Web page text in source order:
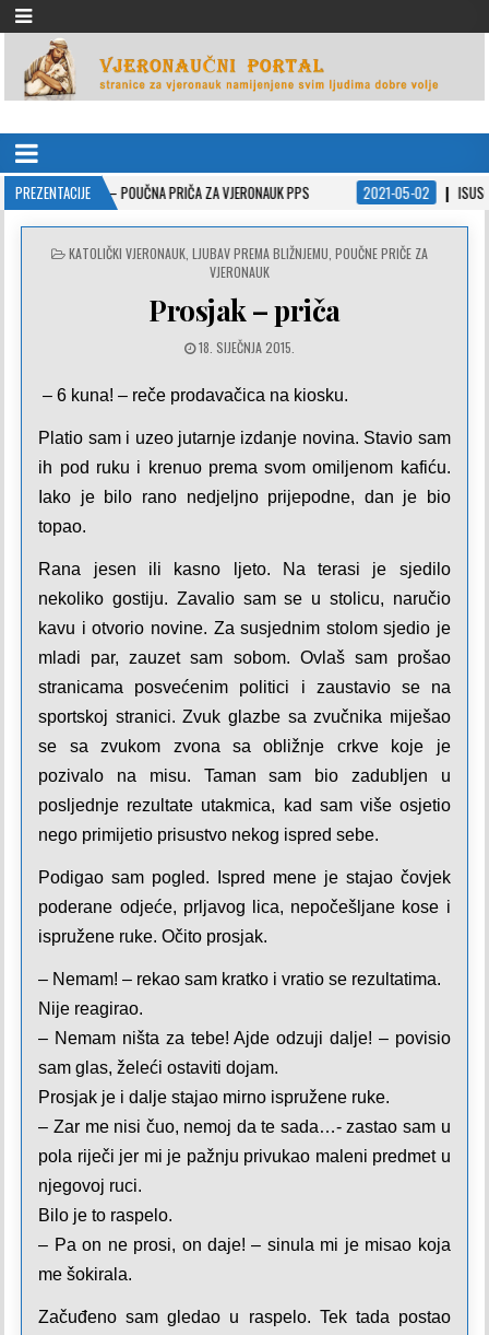
VJERONAUČNI PORTAL
PREZENTACIJE
– POUČNA PRIČA ZA VJERONAUK PPS 2021-05-02 ISUSOVE
POSTED
KATOLIČKI VJERONAUK, LJUBAV PREMA BLIŽNJEMU POUČNE PRIČE ZA
VJERONAUK
Prosjak – priča
18. SIJEČNJA 2015.
– 6 kuna! – reče prodavačica na kiosku.
Platio sam i uzeo jutarnje izdanje novina. Stavio sam
ih pod ruku i krenuo prema svom omiljenom kafiću.
Iako je bilo rano nedjeljno prijepodne, dan je bio
topao.
Rana jesen ili kasno ljeto. Na terasi je sjedilo
nekoliko gostiju. Zavalio sam se u stolicu, naručio
kavu i otvorio novine. Za susjednim stolom sjedio je
mladi par, zauzet sam sobom. Ovlaš sam prošao
stranicama posvećenim politici i zaustavio se na
sportskoj stranici. Zvuk glazbe sa zvučnika miješao
se sa zvukom zvona sa obližnje crkve koje je
pozivalo na misu. Taman sam bio zadubljen u
posljednje rezultate utakmica, kad sam više osjetio
nego primijetio prisustvo nekog ispred sebe.
Podigao sam pogled. Ispred mene je stajao čovjek
poderane odjeće, prljavog lica, nepočešljane kose i
ispružene ruke. Očito prosjak.
– Nemam! – rekao sam kratko i vratio se rezultatima.
Nije reagirao.
– Nemam ništa za tebe! Ajde odzuji dalje! – povisio
sam glas, želeći ostaviti dojam.
Prosjak je i dalje stajao mirno ispružene ruke.
– Zar me nisi čuo, nemoj da te sada…- zastao sam u
pola riječi jer mi je pažnju privukao maleni predmet u
njegovoj ruci.
Bilo je to raspelo.
– Pa on ne prosi, on daje! – sinula mi je misao koja
me šokirala.
Začuđeno sam gledao u raspelo. Tek tada postao